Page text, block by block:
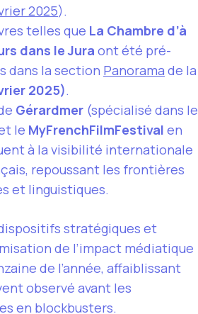
2025).
telles que La Chambre d’à
dans le Jura ont été pré-
dans la section Panorama de la
2025).
Gérardmer (spécialisé dans le
le MyFrenchFilmFestival en
à la visibilité internationale
repoussant les frontières
et linguistiques.
stratégiques et
de l’impact médiatique
de l’année, affaiblissant
observé avant les
en blockbusters.